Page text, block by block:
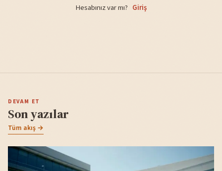
Hesabınız var mı? Giriş
DEVAM ET
Son yazılar
Tüm akış →